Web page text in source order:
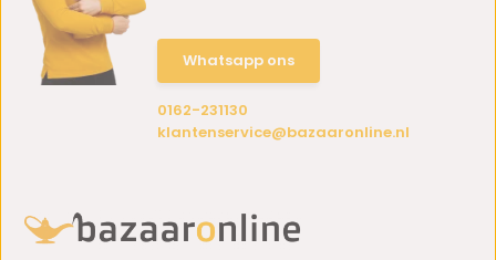
Whatsapp ons
0162-231130
klantenservice@bazaaronline.nl